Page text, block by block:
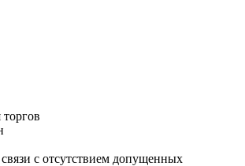
с отсутствием допущенных